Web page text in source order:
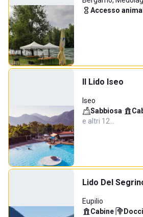
Accesso
Il Lido Iseo
Iseo
Sabbiosa·
e altri 12…
Lido Del
Eupilio
Cabine·